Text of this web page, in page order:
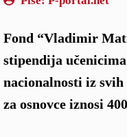
Fond “Vladimir
stipendija
nacionalnosti iz
za osnovce iznosi